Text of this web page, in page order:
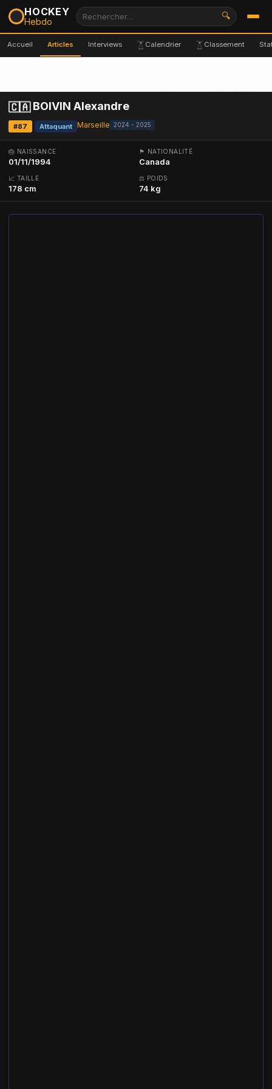
HOCKEY
Hebdo
🔍
Accueil Articles Interviews Calendrier Classement
🇨🇦BOIVIN Alexandre
#87 Attaquant Marseille 2024 - 2025
🎂 NAISSANCE
01/11/1994
🏴 NATIONALITÉ
Canada
📈 TAILLE
178 cm
⚖ POIDS
74 kg